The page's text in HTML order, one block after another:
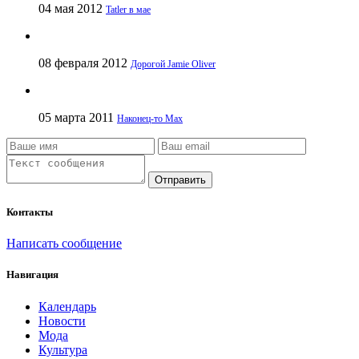
04 мая 2012 Tatler в мае
08 февраля 2012 Дорогой Jamie Oliver
05 марта 2011 Наконец-то Max
Отправить
Контакты
Написать сообщение
Навигация
Календарь
Новости
Мода
Культура